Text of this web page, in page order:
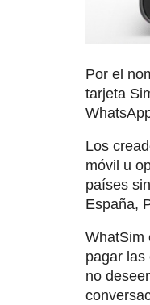
Por el
tarjeta
Los
móvil u
países
España,
WhatSim
pagar las
no